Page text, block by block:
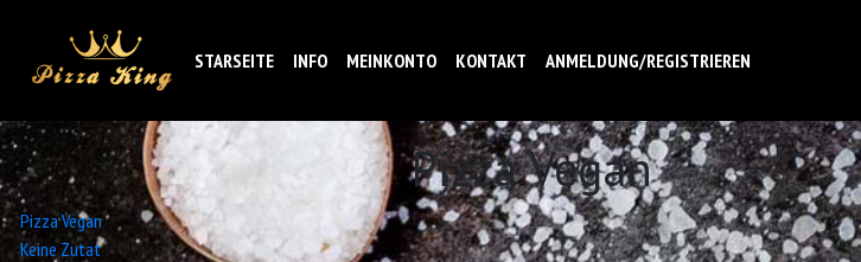
STARSEITE INFO MEINKONTO KONTAKT ANMELDUNG/REGISTRIEREN
Pizza Vegan
Beitrags-
Pizza Vegan
Keine Zutat